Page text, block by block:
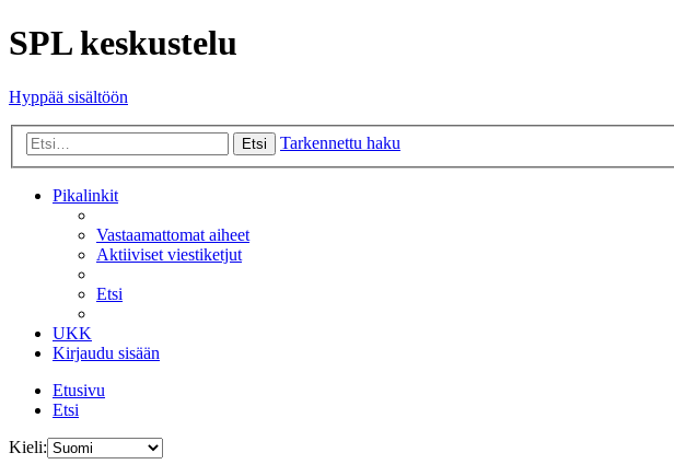
SPL keskustelu
Hyppää sisältöön
Etsi Tarkennettu haku
Pikalinkit
Vastaamattomat aiheet
Aktiiviset viestiketjut
Etsi
UKK
Kirjaudu sisään
Etusivu
Etsi
Kieli: